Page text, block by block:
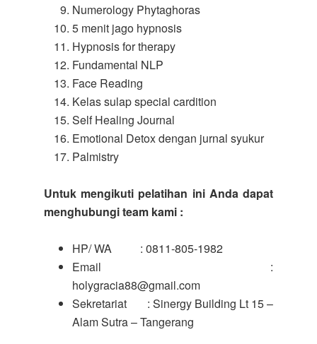
Numerology Phytaghoras
5 menit jago hypnosis
Hypnosis for therapy
Fundamental NLP
Face Reading
Kelas sulap special cardition
Self Healing Journal
Emotional Detox dengan jurnal syukur
Palmistry
Untuk mengikuti pelatihan ini Anda dapat
menghubungi team kami :
HP/ WA : 0811-805-1982
Email :
holygracia88@gmail.com
Sekretariat : Sinergy Building Lt 15 –
Alam Sutra – Tangerang